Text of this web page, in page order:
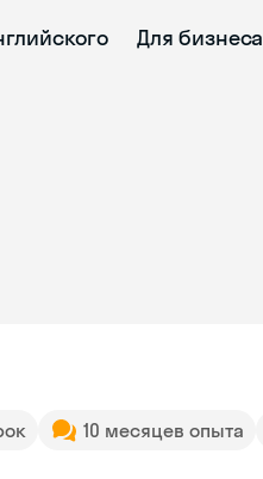
Для бизнеса
10 месяцев опыта